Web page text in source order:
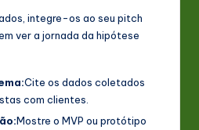
integre-os ao seu pitch
ver a jornada da hipótese
Cite os dados coletados
com clientes.
Mostre o MVP ou protótipo